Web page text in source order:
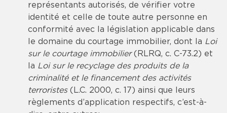
représentants autorisés, de vérifier votre
identité et celle de toute autre personne en
conformité avec la législation applicable dans
le domaine du courtage immobilier, dont la Loi
sur le courtage immobilier(RLRQ, c. C-73.2) et
la Loi sur le recyclage des produits de la
criminalité et le financement des activités
terroristes(L.C. 2000, c. 17) ainsi que leurs
règlements d’application respectifs, c’est-à-